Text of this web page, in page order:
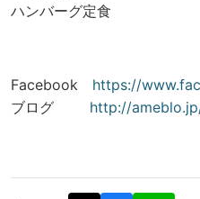
ハンバーグ定
Facebook https://
ブログ http://